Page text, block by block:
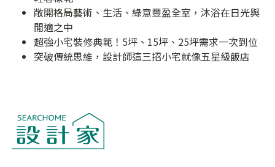
敞開格局藝術、生活、綠意豐盈全室，沐浴在日光與
閒適之中
超強小宅裝修典範！5坪、15坪、25坪需求一次到位
突破傳統思維，設計師這三招小宅就像五星級飯店